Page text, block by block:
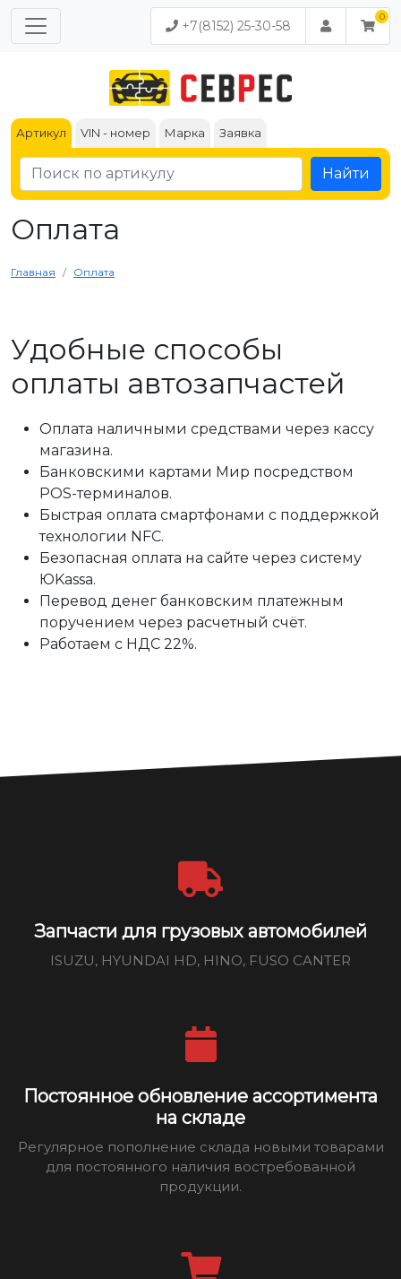
+7(8152) 25-30-58
Артикул VIN - номер Марка Заявка
Найти
Оплата
Главная Оплата
Удобные способы
оплаты автозапчастей
Оплата наличными средствами через кассу
магазина.
Банковскими картами Мир посредством
POS-терминалов.
Быстрая оплата смартфонами с поддержкой
технологии NFC.
Безопасная оплата на сайте через систему
ЮKassa.
Перевод денег банковским платежным
поручением через расчетный счёт.
Работаем с НДС 22%.
Запчасти для грузовых автомобилей
ISUZU, HYUNDAI HD, HINO, FUSO CANTER
Постоянное обновление ассортимента
на складе
Регулярное пополнение склада новыми товарами
для постоянного наличия востребованной
продукции.